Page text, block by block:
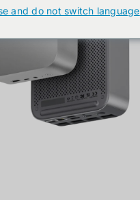
and do not switch language